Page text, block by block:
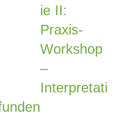
ie II:
Praxis-
Workshop
–
Interpretati